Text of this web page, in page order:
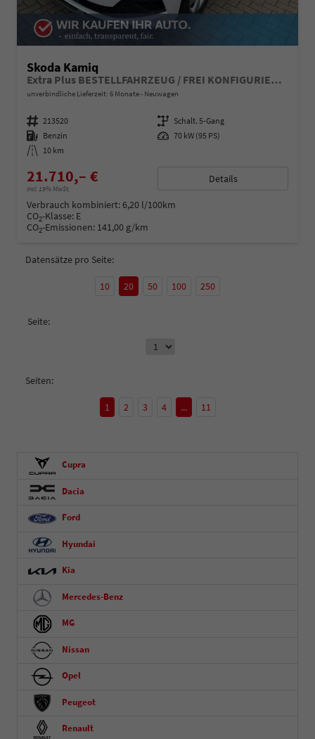
Skoda Kamiq
Extra Plus BESTELLFAHRZEUG / FREI KONFIGURIERBAR
unverbindliche Lieferzeit: 6 Monate Neuwagen
Fahrzeugnummer 213520 Getriebe Schalt. 5-Gang
Kraftstoff Benzin Leistung 70 kW (95 PS)
Kilometerstand 10 km
21.710,– €
incl. 19% MwSt.
Details
Verbrauch kombiniert:6,20 l/100km
CO2-Klasse: E
CO2-Emissionen: 141,00 g/km
Datensätze pro Seite:
10 20 50 100 250
Seite:
Seiten:
1 2 3 4 ... 11
Cupra
Dacia
Ford
Hyundai
Kia
Mercedes-Benz
MG
Nissan
Opel
Peugeot
Renault